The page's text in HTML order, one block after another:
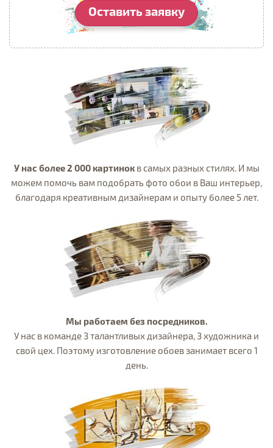
Оставить заявку
У нас более 2 000 картинокв самых разных стилях. И мы
можем помочь вам подобрать фото обои в Ваш интерьер,
благодаря креативным дизайнерам и опыту более 5 лет.
Мы работаем без посредников.
У нас в команде 3 талантливых дизайнера, 3 художника и
свой цех. Поэтому изготовление обоев занимает всего 1
день.